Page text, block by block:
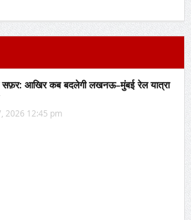
आखिर कब बदलेगी लखनऊ–मुंबई रेल यात्रा
2026 12:45 pm